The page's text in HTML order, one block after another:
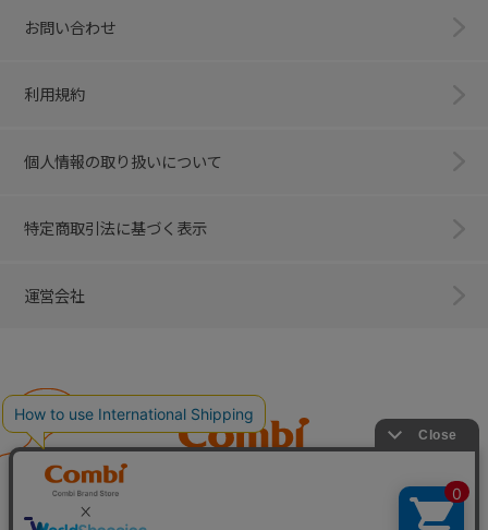
お問い合わせ
利用規約
個人情報の取り扱いについて
特定商取引法に基づく表示
運営会社